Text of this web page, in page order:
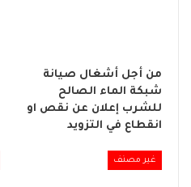
من أجل أشغال صيانة
شبكة الماء الصالح
للشرب إعلان عن نقص او
انقطاع في التزويد
غير مصنف